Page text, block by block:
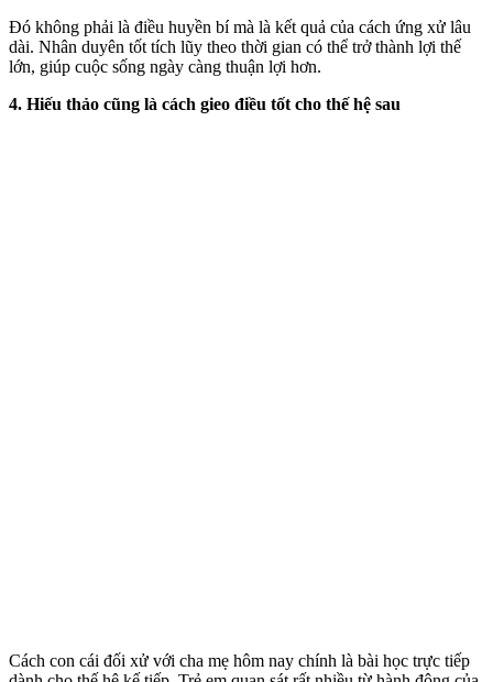
Đó không phải là điều huyền bí mà là kết quả của cách ứng xử lâu
dài. Nhân duyên tốt tích lũy theo thời gian có thể trở thành lợi thế
lớn, giúp cuộc sống ngày càng thuận lợi hơn.
4. Hiếu thảo cũng là cách gieo điều tốt cho thế hệ sau
Cách con cái đối xử với cha mẹ hôm nay chính là bài học trực tiếp